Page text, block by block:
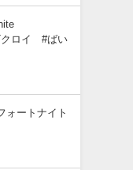
クロイ #ばい
ォートナイト